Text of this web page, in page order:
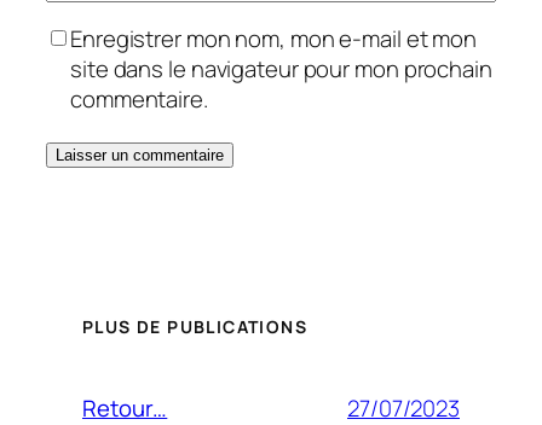
Enregistrer mon nom, mon e-mail et mon
site dans le navigateur pour mon prochain
commentaire.
PLUS DE PUBLICATIONS
Retour… 27/07/2023